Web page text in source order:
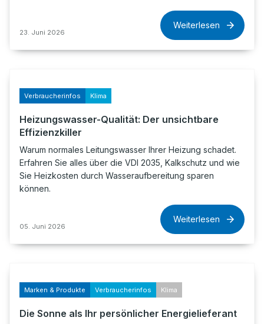
23. Juni 2026
Weiterlesen
Verbraucherinfos Klima
Heizungswasser-Qualität: Der unsichtbare
Effizienzkiller
Warum normales Leitungswasser Ihrer Heizung schadet.
Erfahren Sie alles über die VDI 2035, Kalkschutz und wie
Sie Heizkosten durch Wasseraufbereitung sparen
können.
05. Juni 2026
Weiterlesen
Marken & Produkte Verbraucherinfos Klima
Die Sonne als Ihr persönlicher Energielieferant